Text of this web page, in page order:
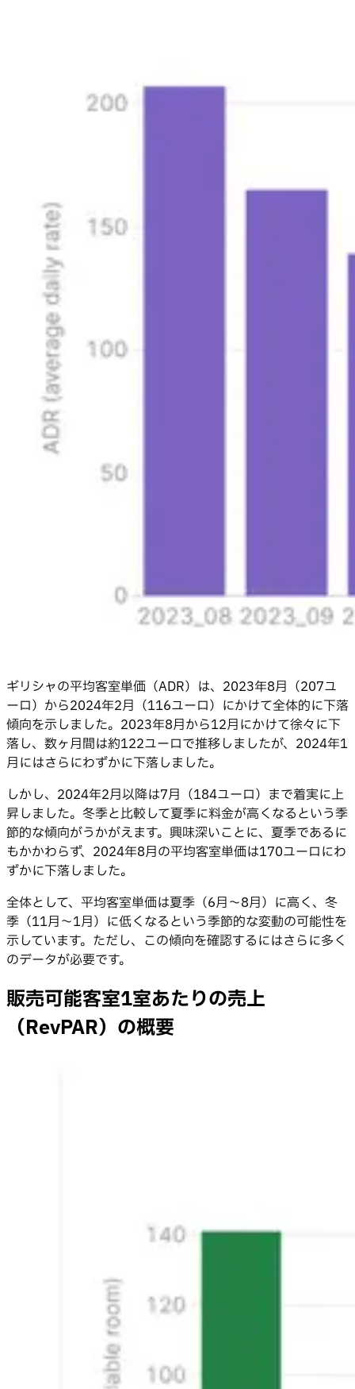
ギリシャの平均客室単価（ADR）は、2023年8月（207ユ
ーロ）から2024年2月（116ユーロ）にかけて全体的に下落
傾向を示しました。2023年8月から12月にかけて徐々に下
落し、数ヶ月間は約122ユーロで推移しましたが、2024年1
月にはさらにわずかに下落しました。
しかし、2024年2月以降は7月（184ユーロ）まで着実に上
昇しました。冬季と比較して夏季に料金が高くなるという季
節的な傾向がうかがえます。興味深いことに、夏季であるに
もかかわらず、2024年8月の平均客室単価は170ユーロにわ
ずかに下落しました。
全体として、平均客室単価は夏季（6月〜8月）に高く、冬
季（11月〜1月）に低くなるという季節的な変動の可能性を
示しています。ただし、この傾向を確認するにはさらに多く
のデータが必要です。
販売可能客室1室あたりの売上
（RevPAR）の概要